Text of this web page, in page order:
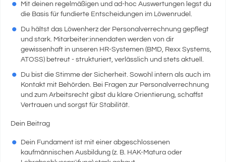
Mit deinen regelmäßigen und ad-hoc Auswertungen legst du
die Basis für fundierte Entscheidungen im Löwenrudel.
Du hältst das Löwenherz der Personalverrechnung gepflegt
und stark. Mitarbeiter:innendaten werden von dir
gewissenhaft in unseren HR-Systemen (BMD, Rexx Systems,
ATOSS) betreut - strukturiert, verlässlich und stets aktuell.
Du bist die Stimme der Sicherheit. Sowohl intern als auch im
Kontakt mit Behörden. Bei Fragen zur Personalverrechnung
und zum Arbeitsrecht gibst du klare Orientierung, schaffst
Vertrauen und sorgst für Stabilität.
Dein Beitrag
Dein Fundament ist mit einer abgeschlossenen
kaufmännischen Ausbildung (z. B. HAK-Matura oder